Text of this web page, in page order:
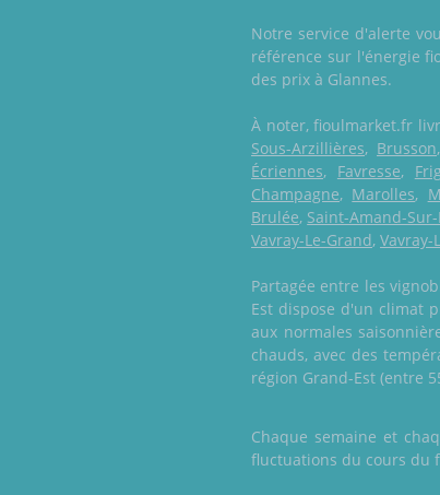
Notre service d'alerte
référence sur l'énergie
des prix à Glannes.
À noter, fioulmarket.fr
Sous-Arzillières, Brusson,
Écriennes, Favresse,
Champagne, Marolles,
Brulée, Saint-Amand-Sur-
Vavray-Le-Grand, Vavray-
Partagée entre les
Est dispose d'un climat
aux normales
chauds, avec des
région Grand-Est (entre
Chaque semaine et
fluctuations du cours du